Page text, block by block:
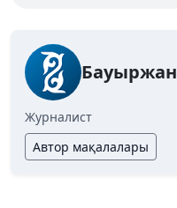
Бауыржан
Журналист
Автор мақалалары